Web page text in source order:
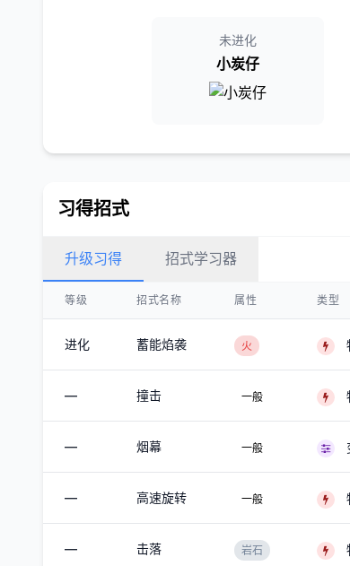
未进化
小炭仔
习得招式
升级习得 招式学习器
等级 招式名称 属性 类型
进化 蓄能焰袭 火
— 撞击 一般
— 烟幕 一般
— 高速旋转 一般
— 击落 岩石